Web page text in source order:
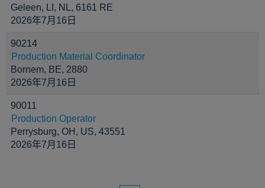
Geleen, LI, NL, 6161 RE
2026年7月16日
90214
Production Material Coordinator
Bornem, BE, 2880
2026年7月16日
90011
Production Operator
Perrysburg, OH, US, 43551
2026年7月16日